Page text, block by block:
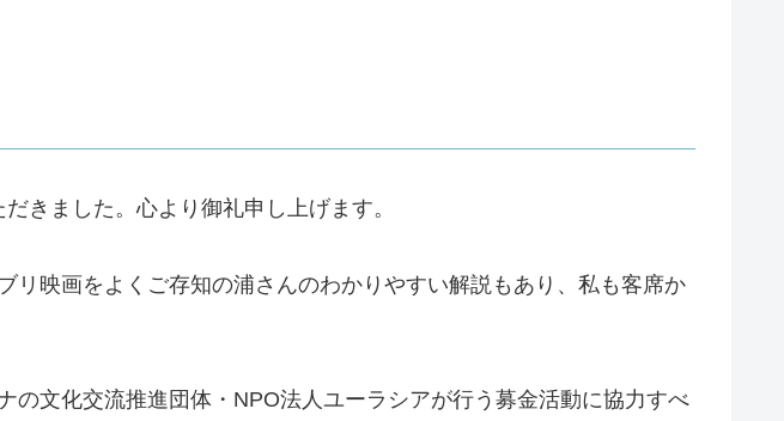
きました。心より御礼申し上げます。
映画をよくご存知の浦さんのわかりやすい解説もあり、私も客席か
文化交流推進団体・NPO法人ユーラシアが行う募金活動に協力すべ